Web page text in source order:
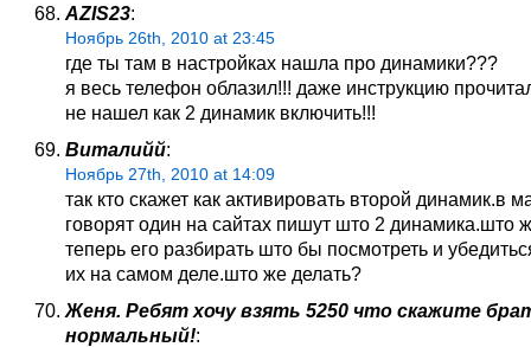
AZIS23:
Ноябрь 26th, 2010 at 23:45
где ты там в настройках нашла про динамики???
я весь телефон облазил!!! даже инструкцию
не нашел как 2 динамик включить!!!
Виталийй:
Ноябрь 27th, 2010 at 14:09
так кто скажет как активировать второй динамик.в
говорят один на сайтах пишут што 2 динамика.што
теперь его разбирать што бы посмотреть и
их на самом деле.што же делать?
Женя. Ребят хочу взять 5250 что скажите
нормальный!: